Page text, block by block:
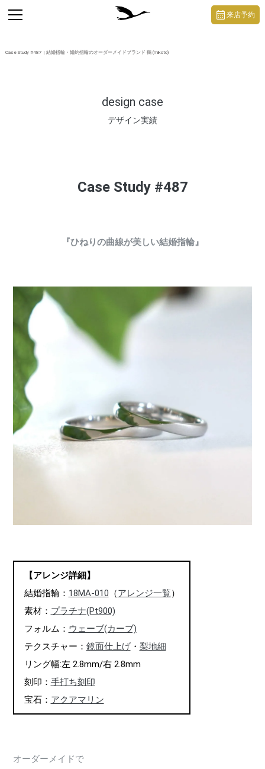
Case Study #487 | 結婚指輪・婚約指輪のオーダーメイドブランド 鶴 (mikoto)
design case
デザイン実績
toggle
navigation
来店予約
Case Study #487
『ひねりの曲線が美しい結婚指輪』
【アレンジ詳細】
結婚指輪： 18MA-010 （アレンジ一覧）
素材： プラチナ(Pt900)
フォルム： ウェーブ(カーブ)
テクスチャー： 鏡面仕上げ・ 梨地細
リング幅:左 2.8mm/右 2.8mm
刻印： 手打ち刻印
宝石： アクアマリン
オーダーメイドで